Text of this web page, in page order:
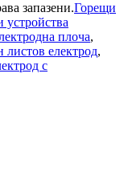
запазени.Горещи
плоча,
листов електрод,
с